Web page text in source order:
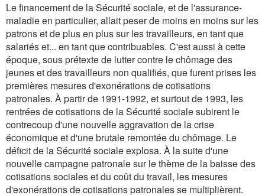
Le financement de la Sécurité sociale, et de l'assurance-
maladie en particulier, allait peser de moins en moins sur les
patrons et de plus en plus sur les travailleurs, en tant que
salariés et... en tant que contribuables. C'est aussi à cette
époque, sous prétexte de lutter contre le chômage des
jeunes et des travailleurs non qualifiés, que furent prises les
premières mesures d'exonérations de cotisations
patronales. À partir de 1991-1992, et surtout de 1993, les
rentrées de cotisations de la Sécurité sociale subirent le
contrecoup d'une nouvelle aggravation de la crise
économique et d'une brutale remontée du chômage. Le
déficit de la Sécurité sociale explosa. À la suite d'une
nouvelle campagne patronale sur le thème de la baisse des
cotisations sociales et du coût du travail, les mesures
d'exonérations de cotisations patronales se multiplièrent.